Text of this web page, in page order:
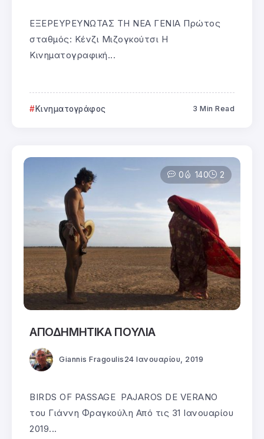
ΕΞΕΡΕΥΡΕΥΝΩΤΑΣ ΤΗ ΝΕΑ ΓΕΝΙΑ Πρώτος
σταθμός: Κένζι Μιζογκούτσι Η
Κινηματογραφική...
Κινηματογράφος 3 Min Read
0 140 2
ΑΠΟΔΗΜΗΤΙΚΑ ΠΟΥΛΙΑ
Giannis Fragoulis 24 Ιανουαρίου, 2019
BIRDS OF PASSAGE PAJAROS DE VERANO
του Γιάννη Φραγκούλη Από τις 31 Ιανουαρίου
2019...